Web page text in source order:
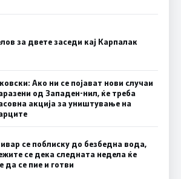
за двете заседи кај Карпалак
Ако ни се појават нови случаи
од Западен-нил, ќе треба
акција за уништување на
се поблиску до безбедна вода,
се дека следната недела ќе
да се пие и готви